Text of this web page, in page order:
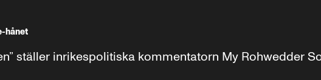
hånet
ställer inrikespolitiska kommentatorn My Rohwedder